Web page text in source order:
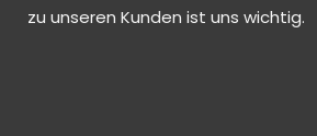
zu unseren Kunden ist uns wichtig.